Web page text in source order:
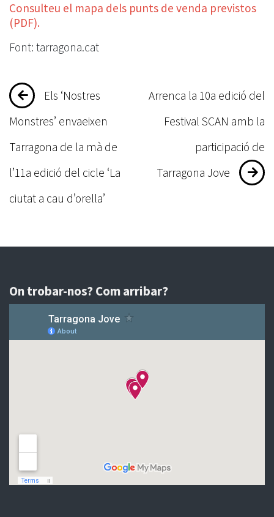
Consulteu el mapa dels punts de venda previstos
(PDF).
Font: tarragona.cat
Navegació
d'entrades
Els ‘Nostres
Monstres’ envaeixen
Tarragona de la mà de
l’11a edició del cicle ‘La
ciutat a cau d’orella’
Arrenca la 10a edició del
Festival SCAN amb la
participació de
Tarragona Jove
On trobar-nos? Com arribar?